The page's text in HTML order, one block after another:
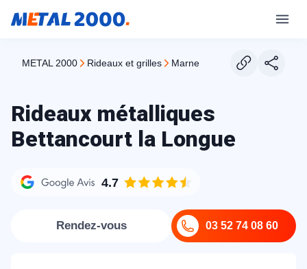
METAL 2000 rideaux et grilles marne
Rideaux métalliques
Bettancourt la Longue
4.7
03 52 74 08 60
Rendez-vous